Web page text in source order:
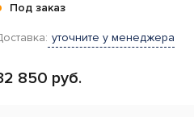
Под заказ
уточните у менеджера
850 руб.